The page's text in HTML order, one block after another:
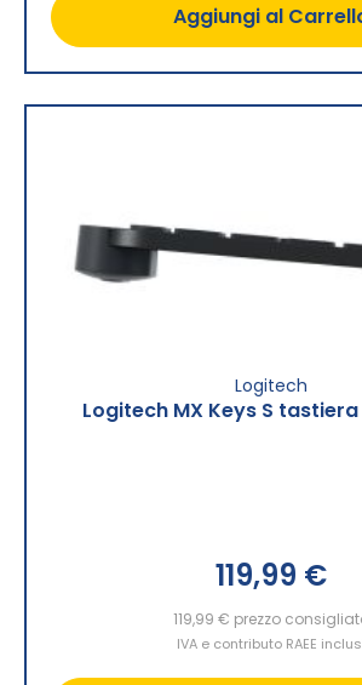
Aggiungi al
Logitech
Logitech MX Keys S
119,99 €
119,99 € prezzo
IVA e contributo RAEE